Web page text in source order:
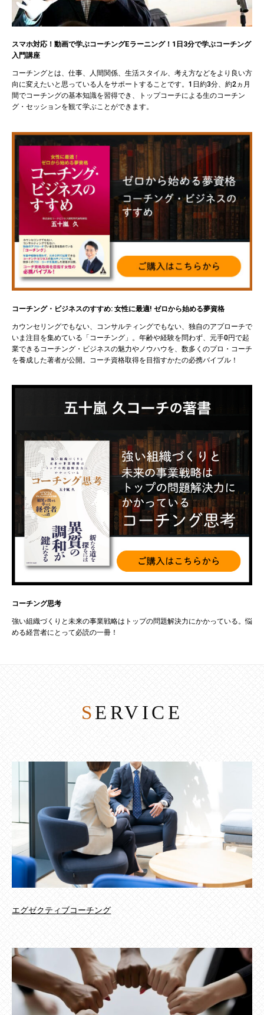
スマホ対応！動画で学ぶコーチングEラーニング！1日3分で学ぶコーチング
入門講座
コーチングとは、仕事、人間関係、生活スタイル、考え方などをより良い方
向に変えたいと思っている人をサポートすることです。1日約3分、約2ヵ月
間でコーチングの基本知識を習得でき、トップコーチによる生のコーチン
グ・セッションを観て学ぶことができます。
コーチング・ビジネスのすすめ: 女性に最適! ゼロから始める夢資格
カウンセリングでもない、コンサルティングでもない、独自のアプローチで
いま注目を集めている「コーチング」。年齢や経験を問わず、元手0円で起
業できるコーチング・ビジネスの魅力やノウハウを、数多くのプロ・コーチ
を養成した著者が公開。コーチ資格取得を目指すかたの必携バイブル！
コーチング思考
強い組織づくりと未来の事業戦略はトップの問題解決力にかかっている。悩
める経営者にとって必読の一冊！
SERVICE
エグゼクティブコーチング